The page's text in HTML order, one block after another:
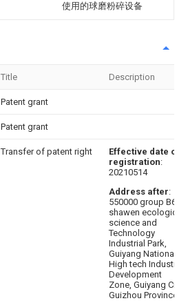
使用的球磨粉碎设备
Title Description
Patent grant
Patent grant
Transfer of patent right
Effective date of
registration:
20210514
Address after:
550000 group B6,
shawen ecological
science and
Technology
Industrial Park,
Guiyang National
High tech Industrial
Development
Zone, Guiyang City,
Guizhou Province